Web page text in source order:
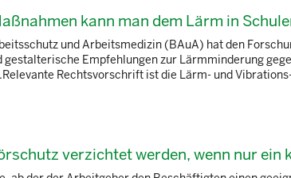
kann man dem Lärm in
und Arbeitsmedizin (BAuA) hat den
gestalterische Empfehlungen zur Lärmminderung
Rechtsvorschrift ist die Lärm- und
verzichtet werden, wenn nur